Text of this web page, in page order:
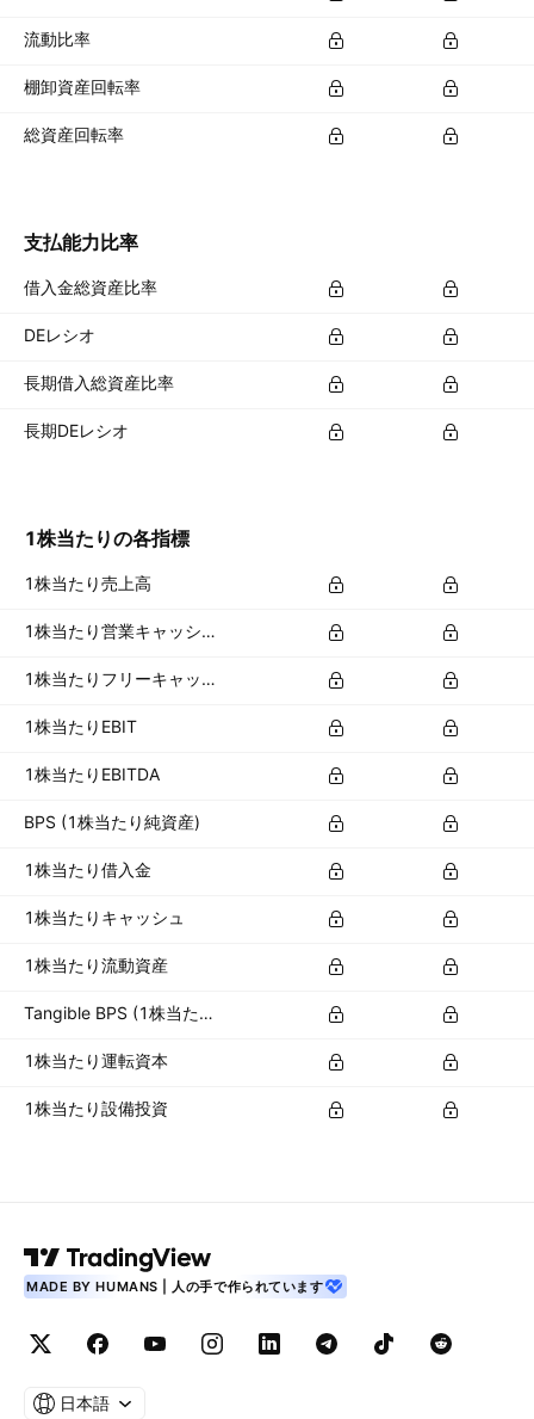
流動比率
棚卸資産回転率
総資産回転率
支払能力比率
借入金総資産比率
DEレシオ
長期借入総資産比率
長期DEレシオ
1株当たりの各指標
1株当たり売上高
1株当たり営業キャッシュフロー
1株当たりフリーキャッシュフロー
1株当たりEBIT
1株当たりEBITDA
BPS (1株当たり純資産)
1株当たり借入金
1株当たりキャッシュ
1株当たり流動資産
Tangible BPS (1株当たり有形資産)
1株当たり運転資本
1株当たり設備投資
MADE BY HUMANS | 人の手で作られています
日本語